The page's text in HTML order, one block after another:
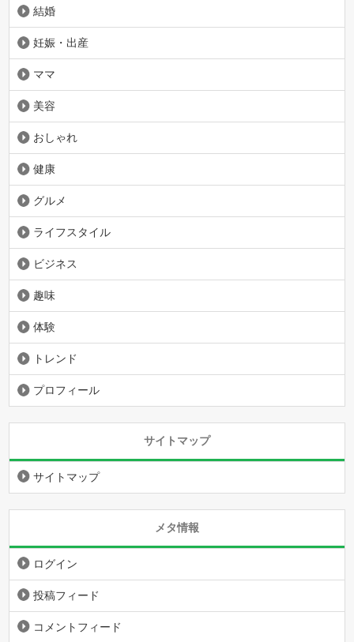
結婚
妊娠・出産
ママ
美容
おしゃれ
健康
グルメ
ライフスタイル
ビジネス
趣味
体験
トレンド
プロフィール
サイトマップ
サイトマップ
メタ情報
ログイン
投稿フィード
コメントフィード